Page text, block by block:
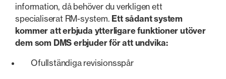
information, då behöver du verkligen ett
specialiserat RM-system. Ett sådant system
kommer att erbjuda ytterligare funktioner utöver
dem som DMS erbjuder för att undvika:
Ofullständiga revisionsspår